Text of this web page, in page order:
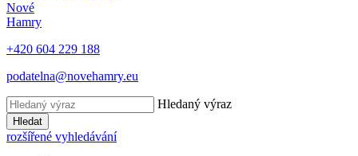
Nové
Hamry
+420 604 229 188
podatelna@novehamry.eu
Hledaný výraz
Hledat
rozšířené vyhledávání